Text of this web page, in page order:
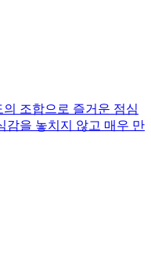
조합으로 즐거운 점심
감을 놓치지 않고 매우 만